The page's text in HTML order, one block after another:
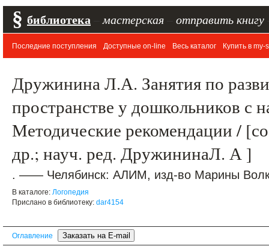
§ библиотека мастерская отправить книгу
Последние поступления Доступные on-line Весь каталог Купить в my-
Дружинина Л.А. Занятия по
пространстве у дошкольников с
Методические рекомендации /
др.; науч. ред. ДружининаЛ. А ]
. —— Челябинск: АЛИМ, изд-во Марины
В каталоге: Логопедия
Прислано в библиотеку: dar4154
Оглавление